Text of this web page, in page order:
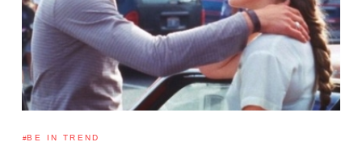
BE IN TREND